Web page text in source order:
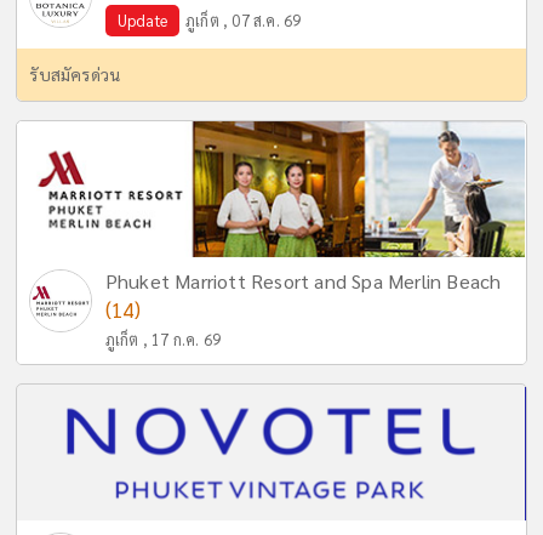
Update ภูเก็ต , 07 ส.ค. 69
รับสมัครด่วน
Phuket Marriott Resort and Spa Merlin Beach
(14)
ภูเก็ต , 17 ก.ค. 69